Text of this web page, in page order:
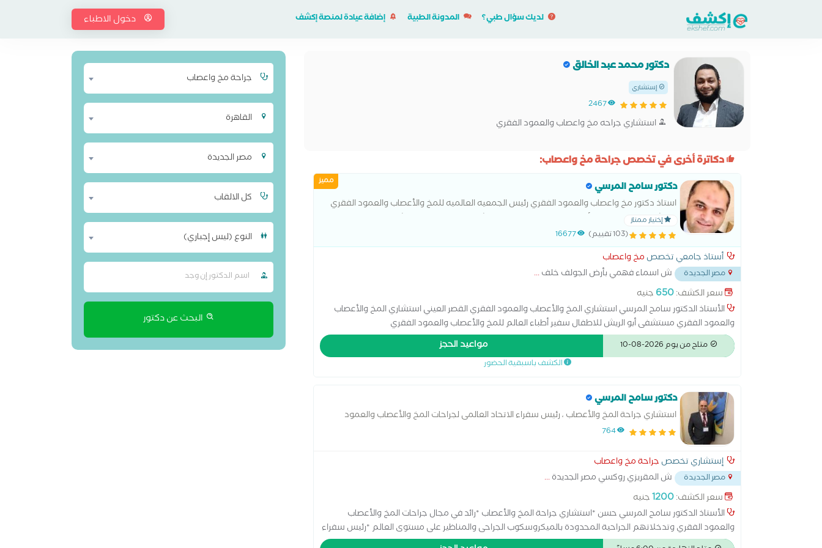
لديك سؤال طبي؟ المدونة الطبية إضافة عيادة لمنصة إكشف دخول الاطباء
دكتور محمد عبد الخالق
إستشاري
2467
استشاري جراحه مخ واعصاب والعمود الفقري
دكاترة أخرى في تخصص جراحة مخ واعصاب:
مميز دكتور سامح المرسي
استاذ دكتور مخ واعصاب والعمود الفقري رئيس الجمعيه العالميه للمخ والأعصاب والعمود الفقري
استشاري جراحة المخ والأعصاب والعمود الفقري مستشفى القصر العيني استشاري
إختيار ممتاز
(103 تقييم) 16677
أستاذ جامعي تخصص مخ واعصاب
مصر الجديدة ش اسماء فهمي بأرض الجولف خلف...
سعر الكشف:650 جنيه
الأستاذ الدكتور سامح المرسي استشاري المخ والأعصاب والعمود الفقري القصر العيني استشاري المخ والأعصاب
والعمود الفقري مستشفى أبو الريش للاطفال سفير أطباء العالم للمخ والأعصاب والعمود الفقري
متاح من يوم 2026-08-10 مواعيد الحجز
الكشف باسبقية الحضور
دكتور سامح المرسي
استشاري جراحة المخ والأعصاب ، رئيس سفراء الاتحاد العالمى لجراحات المخ والأعصاب والعمود
الفقري (WFNS)
764
إستشاري تخصص جراحة مخ واعصاب
مصر الجديدة ش المقريزي روكسي مصر الجديدة...
سعر الكشف:1200جنيه
الأستاذ الدكتور سامح المرسي حسن *استشاري جراحة المخ والأعصاب *رائد في مجال جراحات المخ والأعصاب
والعمود الفقري وتدخلاتهم الجراحية المحدودة بالميكروسكوب الجراحى والمناظير على مستوى العالم *رئيس سفراء
الاتحاد العالمى لجراحات المخ والأعصاب والعمود الفقري (WFNS) * الرئيس السابق للاتحاد العالمي لمناظير العمود
جراحة مخ واعصاب
القاهرة
مصر الجديدة
كل الالقاب
النوع (ليس إجباري)
البحث عن دكتور